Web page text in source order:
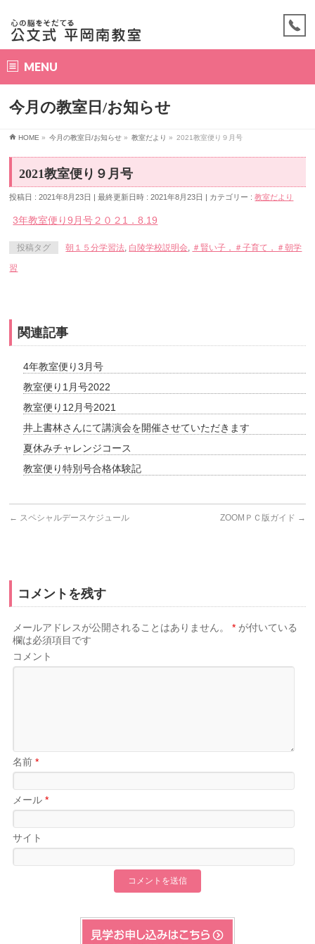
MENU
今月の教室日/お知らせ
HOME » 今月の教室日/お知らせ » 教室だより » 2021教室便り９月号
2021教室便り９月号
投稿日 : 2021年8月23日 最終更新日時 : 2021年8月23日 カテゴリー :教室だより
3年教室便り9月号２０２1．8.19
投稿タグ 朝１５分学習法, 白陵学校説明会, ＃賢い子，＃子育て，＃朝学
習
関連記事
4年教室便り3月号
教室便り1月号2022
教室便り12月号2021
井上書林さんにて講演会を開催させていただきます
夏休みチャレンジコース
教室便り特別号合格体験記
← スペシャルデースケジュール ZOOMＰＣ版ガイド →
コメントを残す
メールアドレスが公開されることはありません。 * が付いている
欄は必須項目です
コメント
名前*
メール*
サイト